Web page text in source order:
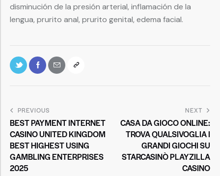
disminución de la presión arterial, inflamación de la
lengua, prurito anal, prurito genital, edema facial.
PREVIOUS
BEST PAYMENT INTERNET
CASINO UNITED KINGDOM
BEST HIGHEST USING
GAMBLING ENTERPRISES
2025
NEXT
CASA DA GIOCO ONLINE:
TROVA QUALSIVOGLIA I
GRANDI GIOCHI SU
STARCASINÒ PLAYZILLA
CASINO